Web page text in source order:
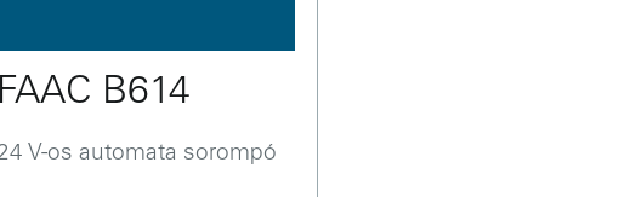
FAAC B614
V-os automata sorompó